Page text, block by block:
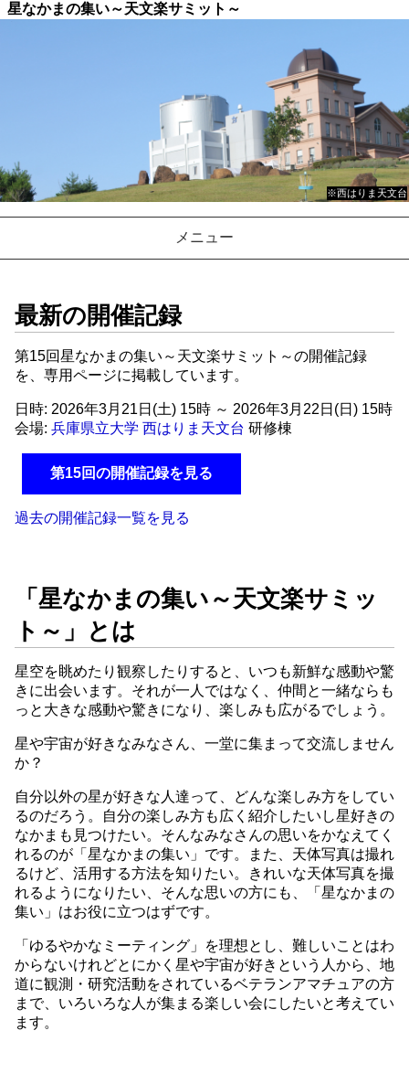
星なかまの集い～天文楽サミット～
※西はりま天文台
メニュー
最新の開催記録
第15回星なかまの集い～天文楽サミット～の開催記録
を、専用ページに掲載しています。
日時: 2026年3月21日(土) 15時 ～ 2026年3月22日(日) 15時
会場: 兵庫県立大学 西はりま天文台 研修棟
第15回の開催記録を見る
過去の開催記録一覧を見る
「星なかまの集い～天文楽サミッ
ト～」とは
星空を眺めたり観察したりすると、いつも新鮮な感動や驚
きに出会います。それが一人ではなく、仲間と一緒ならも
っと大きな感動や驚きになり、楽しみも広がるでしょう。
星や宇宙が好きなみなさん、一堂に集まって交流しません
か？
自分以外の星が好きな人達って、どんな楽しみ方をしてい
るのだろう。自分の楽しみ方も広く紹介したいし星好きの
なかまも見つけたい。そんなみなさんの思いをかなえてく
れるのが「星なかまの集い」です。また、天体写真は撮れ
るけど、活用する方法を知りたい。きれいな天体写真を撮
れるようになりたい、そんな思いの方にも、「星なかまの
集い」はお役に立つはずです。
「ゆるやかなミーティング」を理想とし、難しいことはわ
からないけれどとにかく星や宇宙が好きという人から、地
道に観測・研究活動をされているベテランアマチュアの方
まで、いろいろな人が集まる楽しい会にしたいと考えてい
ます。